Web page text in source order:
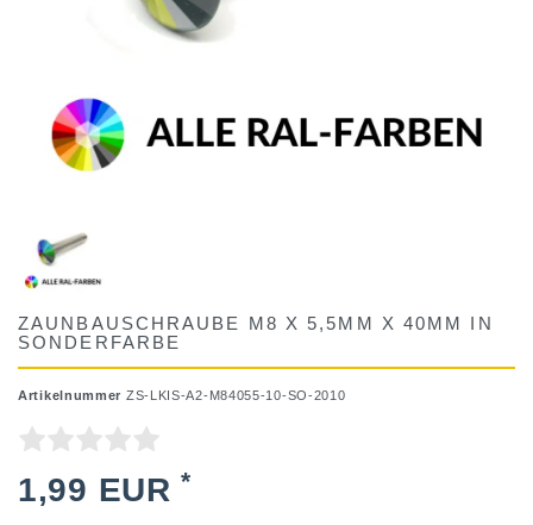
ZAUNBAUSCHRAUBE M8 X 5,5MM X 40MM IN
SONDERFARBE
Artikelnummer ZS-LKIS-A2-M84055-10-SO-2010
1,99 EUR*